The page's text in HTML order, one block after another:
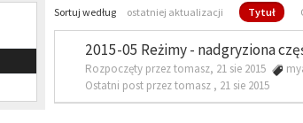
Sortuj według ostatniej aktualizacji Tytuł
2015-05 Reżimy - nadgryziona
Rozpoczęty przez tomasz, 21 sie 2015
Ostatni post przez tomasz , 21 sie 2015